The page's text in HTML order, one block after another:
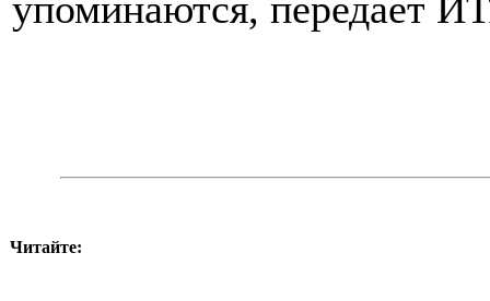
Читайте: